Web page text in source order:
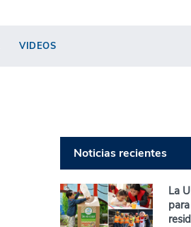
VIDEOS
Noticias recientes
La